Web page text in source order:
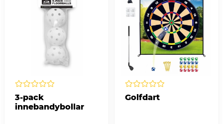
3-pack
innebandybollar
Golfdart